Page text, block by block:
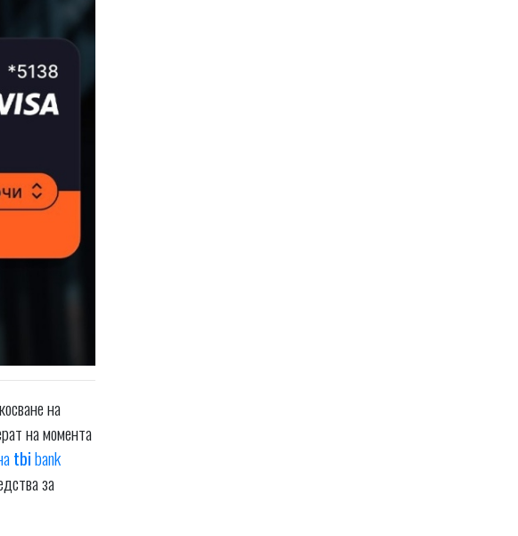
на
на момента
tbibank
за